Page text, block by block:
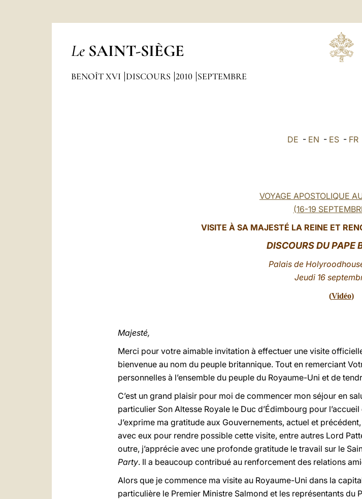
Le SAINT-SIÈGE
BENOÎT XVI DISCOURS 2010 SEPTEMBRE
DE - EN - ES - FR
VOYAGE APOSTOLIQUE
(16-19
VISITE À SA MAJESTÉ LA REINE ET
DISCOURS DU PAPE
Palais de
Jeudi 16
(Vidéo)
Majesté,
Merci pour votre aimable invitation à effectuer une visite
bienvenue au nom du peuple britannique. Tout en remerciant
personnelles à l’ensemble du peuple du Royaume-Uni et de
C’est un grand plaisir pour moi de commencer mon séjour en
particulier Son Altesse Royale le Duc d’Édimbourg pour
J’exprime ma gratitude aux Gouvernements, actuel et
avec eux pour rendre possible cette visite, entre autres Lord
outre, j’apprécie avec une profonde gratitude le travail sur le
Party. Il a beaucoup contribué au renforcement des relations
Alors que je commence ma visite au Royaume-Uni dans la
particulière le Premier Ministre Salmond et les représentants du